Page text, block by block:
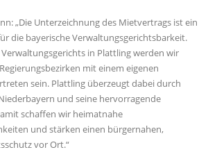
„Die Unterzeichnung des Mietvertrags ist ein
die bayerische Verwaltungsgerichtsbarkeit.
in Plattling werden wir
mit einem eigenen
sein. Plattling überzeugt dabei durch
und seine hervorragende
schaffen wir heimatnahe
und stärken einen bürgernahen,
vor Ort.“